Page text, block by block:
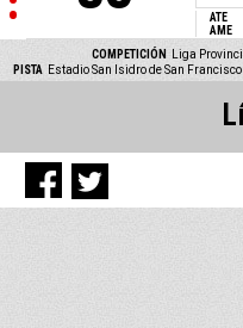
ATE
AME
COMPETICIÓN
Liga
PISTA
Estadio San Isidro de San Francisco